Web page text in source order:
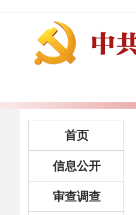
首页
信息公开
审查调查